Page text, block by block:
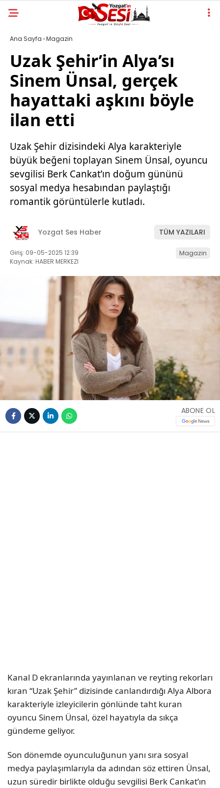
Ana Sayfa ›Magazin
Uzak Şehir’in Alya’sı
Sinem Ünsal, gerçek
hayattaki aşkını böyle
ilan etti
Uzak Şehir dizisindeki Alya karakteriyle
büyük beğeni toplayan Sinem Ünsal, oyuncu
sevgilisi Berk Cankat’ın doğum gününü
sosyal medya hesabından paylaştığı
romantik görüntülerle kutladı.
Yozgat Ses Haber TÜM YAZILARI
Giriş: 09-05-2025 12:39
Kaynak: HABER MERKEZI
Magazin
ABONE OL
Kanal D ekranlarında yayınlanan ve reyting rekorları
kıran “Uzak Şehir” dizisinde canlandırdığı Alya Albora
karakteriyle izleyicilerin gönlünde taht kuran
oyuncu Sinem Ünsal, özel hayatıyla da sıkça
gündeme geliyor.
Son dönemde oyunculuğunun yanı sıra sosyal
medya paylaşımlarıyla da adından söz ettiren Ünsal,
uzun süredir birlikte olduğu sevgilisi Berk Cankat’ın